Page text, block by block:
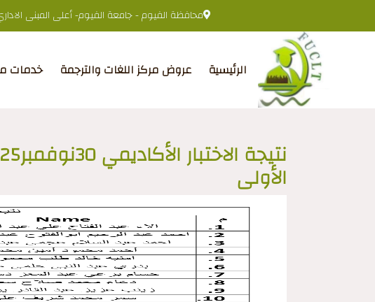
محافظة الفيوم - جامعة الفيوم- أعلى المبنى
الرئيسية عروض مركز اللغات والترجمة خدمات
الأولى